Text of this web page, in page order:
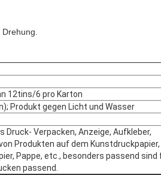
12tins/6 pro Karton
Produkt gegen Licht und Wasser
Druck- Verpacken, Anzeige, Aufkleber,
Produkten auf dem Kunstdruckpapier,
Pappe, etc., besonders passend sind
passend.